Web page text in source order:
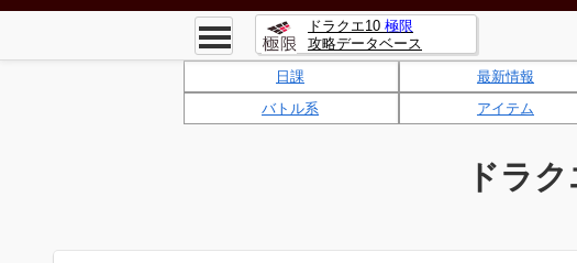
ドラクエ10 極限
攻略データベース
日課
最新情報
バトル系
アイテム
ドラ